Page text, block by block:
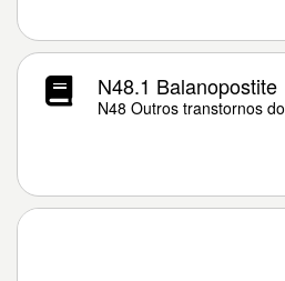
N48.1 Balanopostite
N48 Outros transtornos